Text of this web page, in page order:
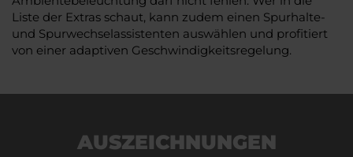
Liste der Extras schaut, kann zudem einen Spurhalte-
und Spurwechselassistenten auswählen und profitiert
von einer adaptiven Geschwindigkeitsregelung.
AUSZEICHNUNGEN